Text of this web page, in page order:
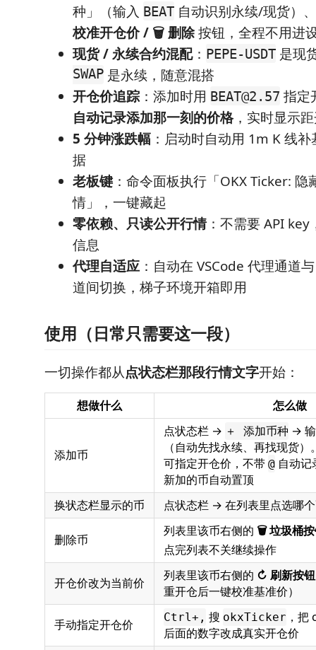
种」（输入 BEAT 自动识别永续/现货）
校准开仓价 / 🗑 删除按钮，全程不用进
现货 / 永续合约混配： PEPE-USDT 是现
SWAP 是永续，随意混搭
开仓价追踪 ：添加时用 BEAT@2.57 指定
自动记录添加那一刻的价格，实时显示
5 分钟涨跌幅 ：启动时自动用 1m K 线
据
老板键：命令面板执行「OKX Ticker: 隐
情」，一键藏起
零依赖、只读公开行情：不需要 API key
信息
代理自适应 ：自动在 VSCode 代理通道
道间切换，梯子环境开箱即用
使用（日常只需要这一段）
一切操作都从点状态栏那段行情文字开始：
想做什么 怎么做
添加币
点状态栏 → ＋ 添加币种 →
（自动先找永续、再找现货）
可指定开仓价，不带 @ 自动记
新加的币自动置顶
换状态栏显示的币
点状态栏 → 在列表里点选哪
删除币
列表里该币右侧的 🗑 垃圾桶
点完列表不关继续操作
开仓价改为当前价 列表里该币右侧的 ↻ 刷新按钮
重开仓后一键校准基准价）
手动指定开仓价 Ctrl+, 搜 okxTicker ，
后面的数字改成真实开仓价